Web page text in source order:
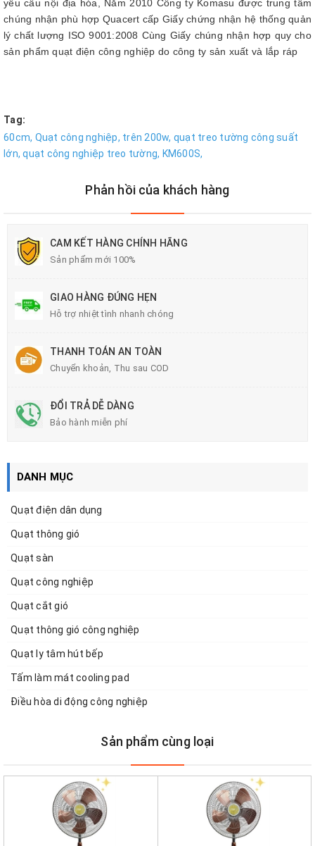
yêu cầu nội địa hóa, Năm 2010 Công ty Komasu được trung tâm
chúng nhận phù hợp Quacert cấp Giấy chứng nhận hệ thống quản
lý chất lượng ISO 9001:2008 Cùng Giấy chúng nhận hợp quy cho
sản phẩm quạt điện công nghiệp do công ty sản xuất và lắp ráp
Tag:
60cm, Quạt công nghiệp, trên 200w, quạt treo tường công suất
lớn, quạt công nghiệp treo tường, KM600S,
Phản hồi của khách hàng
CAM KẾT HÀNG CHÍNH HÃNG
Sản phẩm mới 100%
GIAO HÀNG ĐÚNG HẸN
Hỗ trợ nhiệt tình nhanh chóng
THANH TOÁN AN TOÀN
Chuyển khoản, Thu sau COD
ĐỔI TRẢ DỄ DÀNG
Bảo hành miễn phí
DANH MỤC
Quạt điện dân dụng
Quạt thông gió
Quạt sàn
Quạt công nghiệp
Quạt cắt gió
Quạt thông gió công nghiệp
Quạt ly tâm hút bếp
Tấm làm mát cooling pad
Điều hòa di động công nghiệp
Sản phẩm cùng loại